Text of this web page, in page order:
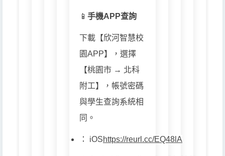
📱 手機APP查詢
下載【欣河智慧校
園APP】，選擇
【桃園市 → 北科
附工】，帳號密碼
與學生查詢系統相
同。
： iOShttps://reurl.cc/EQ48lA